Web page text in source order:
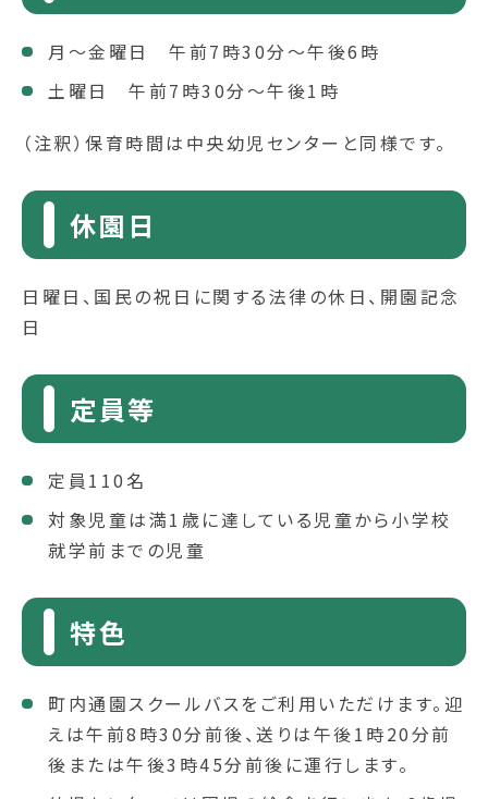
月～金曜日 午前7時30分～午後6時
土曜日 午前7時30分～午後1時
（注釈）保育時間は中央幼児センターと同様です。
休園日
日曜日、国民の祝日に関する法律の休日、開園記念
日
定員等
定員110名
対象児童は満1歳に達している児童から小学校
就学前までの児童
特色
町内通園スクールバスをご利用いただけます。迎
えは午前8時30分前後、送りは午後1時20分前
後または午後3時45分前後に運行します。